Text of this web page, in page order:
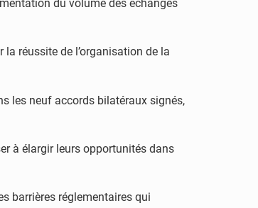
du volume des échanges
réussite de l’organisation de la
les neuf accords bilatéraux signés,
à élargir leurs opportunités dans
barrières réglementaires qui